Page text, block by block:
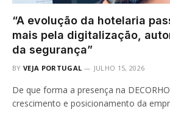
“A evolução da hotelaria
mais pela digitalização,
da segurança”
BY VEJA PORTUGAL JULHO 15, 2026
De que forma a presença na
crescimento e posicionamento da